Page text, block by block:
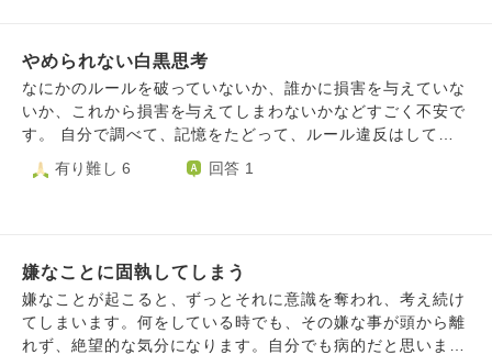
おいて、自分に時間を使えるようになりたいです。
のです。 おかげで本当は結果を出せたはずが結果周りから
も誉められず、お金も無駄になります。 どうしたらその時
その時に自分を甘やかすことなく、自分が頑張ったと思える
くらいに頑張れるのでしょうか… 勉強だけではなく毎日少
はずの時間はあるのにできないです。 嫌な話ですが歯磨き
できるので意味をなしません… また、結果的に『人生甘く
ないと知るためにこういう結果になったんだ』『これを糧に
次回に活かそう』とも思えるのですが、それすらも結果論と
して良いように捉えているだけな気がするのでこの解決方法
やめられない白黒思考
なにかのルールを破っていないか、誰かに損害を与えていな
いか、これから損害を与えてしまわないかなどすごく不安で
す。 自分で調べて、記憶をたどって、ルール違反はしてい
ないと思っても、もしかしたら考え方が間違っていて本当は
違反かも…と不安になります。私からは白に見えるけど、相
みたいのに、毎日何かしら不安が出てきて、白黒つけるため
に検索したり問い合わせをしたりして楽しめません。 人間
誰しも間違うのだから、もし間違っていて、なにか問題があ
ったら相手から連絡が来るはずだし、来なければ相手が気に
有り難し 6 回答 1
嫌なことに固執してしまう
嫌なことが起こると、ずっとそれに意識を奪われ、考え続け
てしまいます。何をしている時でも、その嫌な事が頭から離
れず、絶望的な気分になります。自分でも病的だと思いま